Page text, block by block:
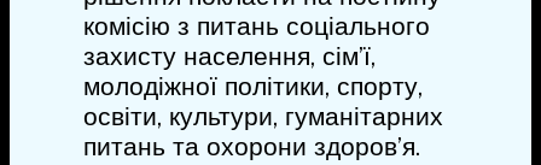
комісію з питань соціального
захисту населення, сім’ї,
молодіжної політики, спорту,
освіти, культури, гуманітарних
питань та охорони здоров’я.